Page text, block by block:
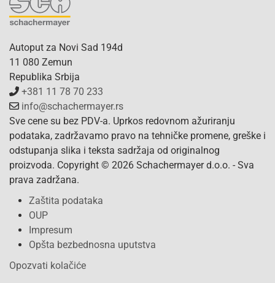
Autoput za Novi Sad 194d
11 080 Zemun
Republika Srbija
+381 11 78 70 233
info@schachermayer.rs
Sve cene su bez PDV-a. Uprkos redovnom ažuriranju
podataka, zadržavamo pravo na tehničke promene, greške i
odstupanja slika i teksta sadržaja od originalnog
proizvoda. Copyright © 2026 Schachermayer d.o.o. - Sva
prava zadržana.
Zaštita podataka
OUP
Impresum
Opšta bezbednosna uputstva
Opozvati kolačiće